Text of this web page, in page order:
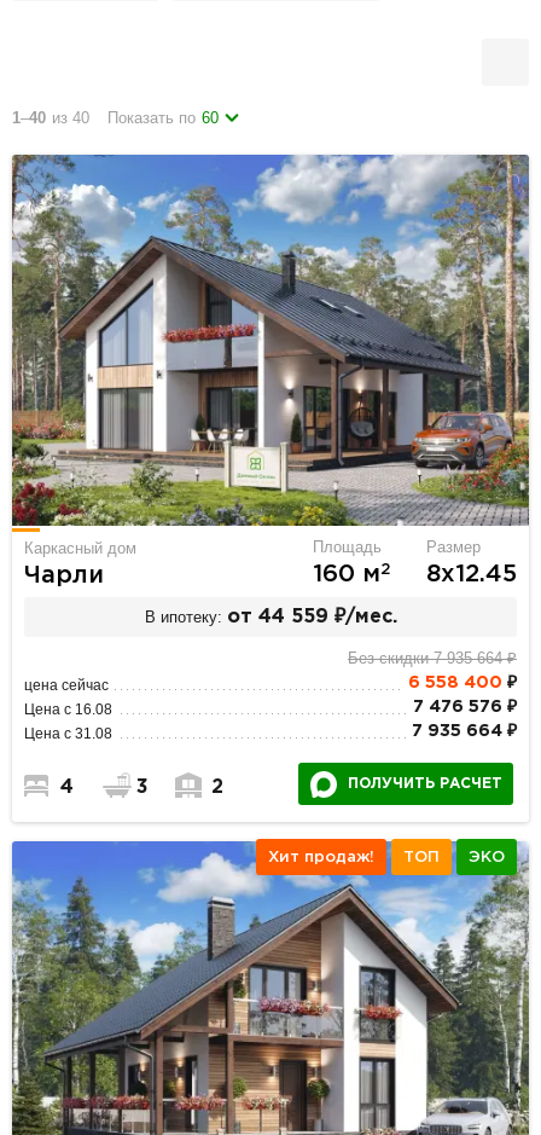
1–40 из 40 Показать по 60
Каркасный дом
Чарли
Площадь
160 м2
Размер
8х12.45
В ипотеку: от 44 559 ₽/мес.
Без скидки 7 935 664 ₽
цена сейчас 6 558 400 ₽
Цена с 16.08 7 476 576 ₽
Цена с 31.08 7 935 664 ₽
4 3 2 ПОЛУЧИТЬ РАСЧЕТ
Хит продаж! ТОП ЭКО